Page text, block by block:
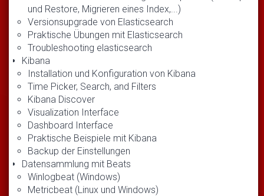
und Restore, Migrieren eines Index,...)
Versionsupgrade von Elasticsearch
Praktische Übungen mit Elasticsearch
Troubleshooting elasticsearch
Kibana
Installation und Konfiguration von Kibana
Time Picker, Search, and Filters
Kibana Discover
Visualization Interface
Dashboard Interface
Praktische Beispiele mit Kibana
Backup der Einstellungen
Datensammlung mit Beats
Winlogbeat (Windows)
Metricbeat (Linux und Windows)